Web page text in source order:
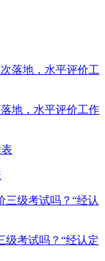
地，水平评价工作
级考试吗？“经认定